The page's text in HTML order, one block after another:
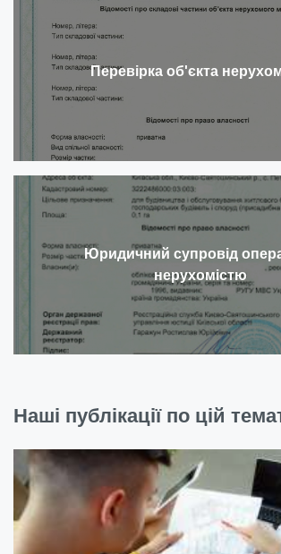
Перевірка об'єкта
Юридичний супровід
нерухомістю
Наші публікації по цій